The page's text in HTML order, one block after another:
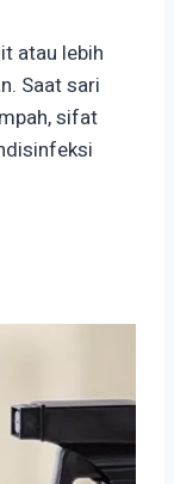
atau lebih
Saat sari
sifat